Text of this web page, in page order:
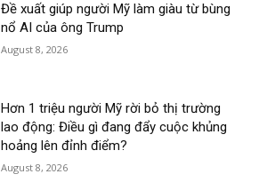
Đề xuất giúp người Mỹ làm giàu từ bùng
nổ AI của ông Trump
August 8, 2026
Hơn 1 triệu người Mỹ rời bỏ thị trường
lao động: Điều gì đang đẩy cuộc khủng
hoảng lên đỉnh điểm?
August 8, 2026